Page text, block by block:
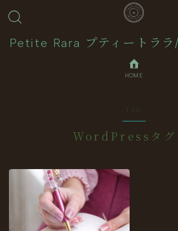
Petite Rara プティートララ
MENU
Collection
HOME
TAG
WordPressタグ